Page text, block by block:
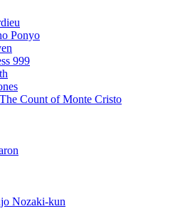
Ponyo
999
Count of Monte Cristo
Nozaki-kun